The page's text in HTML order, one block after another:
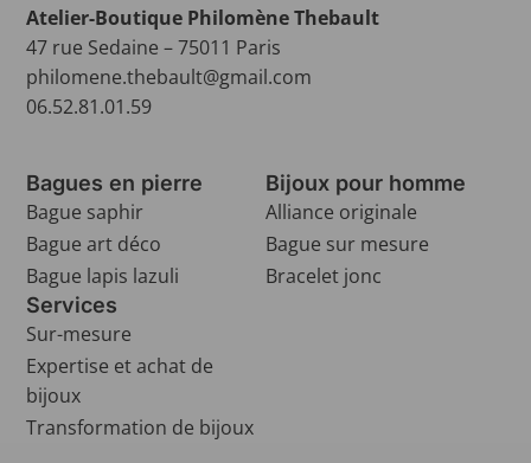
Atelier-Boutique Philomène Thebault
47 rue Sedaine – 75011 Paris
philomene.thebault@gmail.com
06.52.81.01.59
Bagues en pierre
Bague saphir
Bague art déco
Bague lapis lazuli
Bijoux pour homme
Alliance originale
Bague sur mesure
Bracelet jonc
Services
Sur-mesure
Expertise et achat de
bijoux
Transformation de bijoux